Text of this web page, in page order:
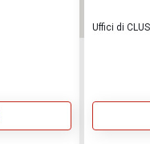
Uffici di